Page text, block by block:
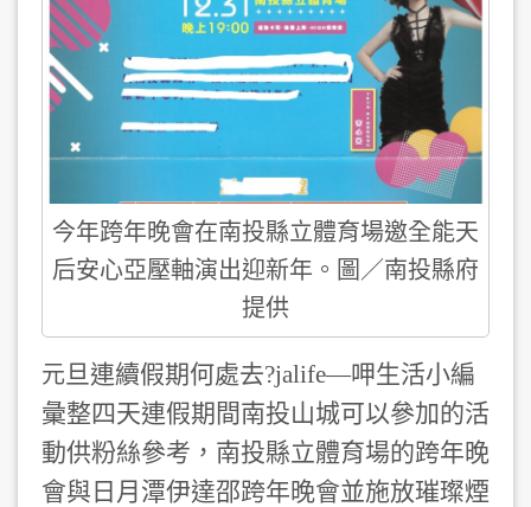
今年跨年晚會在南投縣立體育場邀全能天
后安心亞壓軸演出迎新年。圖／南投縣府
提供
元 旦連續假期何處去?jalife—呷生活小編
彙整四天連假期間南投山城可以參加的活
動供粉絲參考，南投縣立體育場的跨年晚
會與日月潭伊達邵跨年晚會並施放璀璨煙